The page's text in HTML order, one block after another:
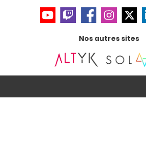
Nos autres sites